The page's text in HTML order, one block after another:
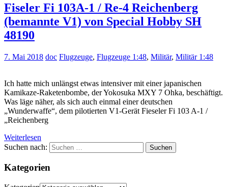
Fiseler Fi 103A-1 / Re-4 Reichenberg
(bemannte V1) von Special Hobby SH
48190
7. Mai 2018 doc Flugzeuge, Flugzeuge 1:48, Militär, Militär 1:48
Ich hatte mich unlängst etwas intensiver mit einer japanischen
Kamikaze-Raketenbombe, der Yokosuka MXY 7 Ohka, beschäftigt.
Was läge näher, als sich auch einmal einer deutschen
„Wunderwaffe“, dem pilotierten V1-Gerät Fieseler Fi 103 A-1 /
„Reichenberg
Weiterlesen
Suchen nach:
Suchen
Kategorien